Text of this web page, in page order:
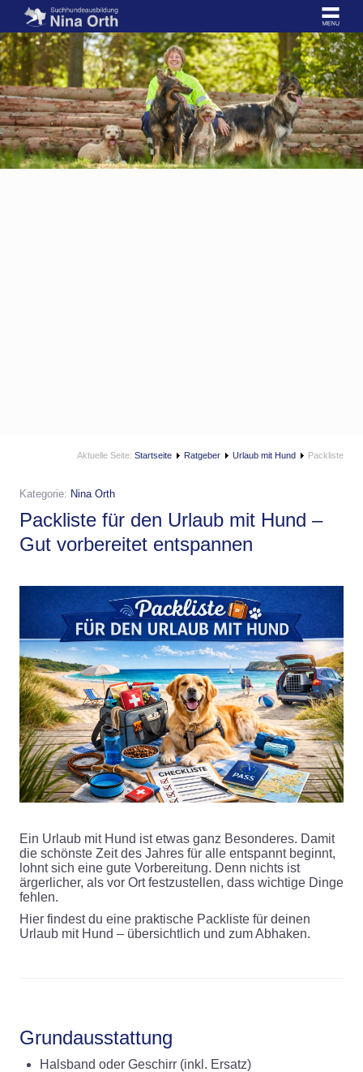
Aktuelle Seite: Startseite Ratgeber Urlaub mit Hund Packliste
Kategorie: Nina Orth
Packliste für den Urlaub mit Hund –
Gut vorbereitet entspannen
Ein Urlaub mit Hund ist etwas ganz Besonderes. Damit
die schönste Zeit des Jahres für alle entspannt beginnt,
lohnt sich eine gute Vorbereitung. Denn nichts ist
ärgerlicher, als vor Ort festzustellen, dass wichtige Dinge
fehlen.
Hier findest du eine praktische Packliste für deinen
Urlaub mit Hund – übersichtlich und zum Abhaken.
Grundausstattung
Halsband oder Geschirr (inkl. Ersatz)